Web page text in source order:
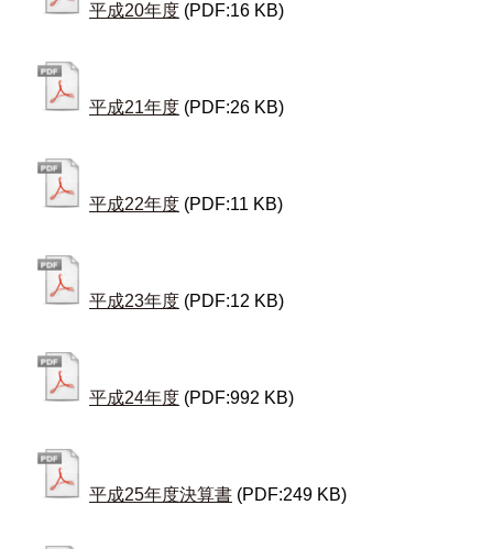
平成20年度 (PDF:16 KB)
平成21年度 (PDF:26 KB)
平成22年度 (PDF:11 KB)
平成23年度 (PDF:12 KB)
平成24年度 (PDF:992 KB)
平成25年度決算書 (PDF:249 KB)